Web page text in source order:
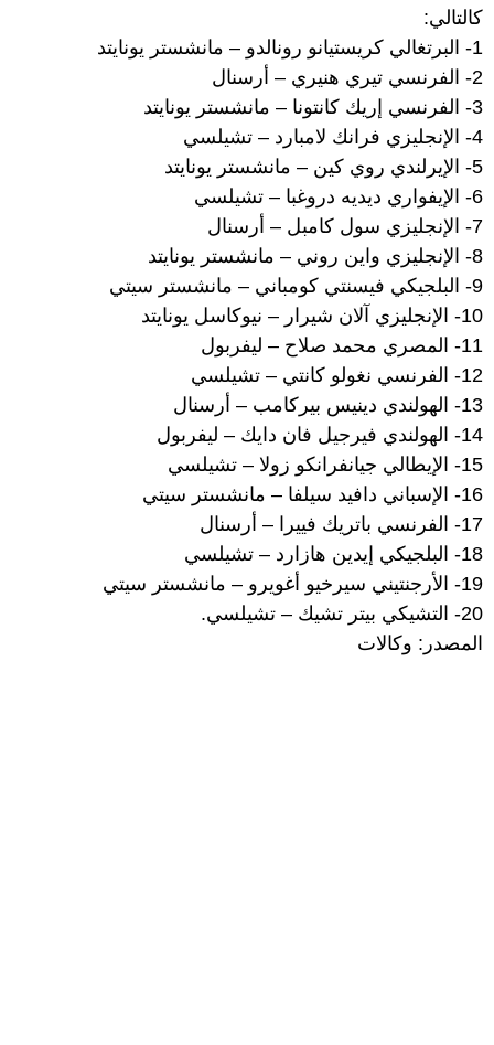
كالتالي:
1- البرتغالي كريستيانو رونالدو – مانشستر يونايتد
2- الفرنسي تيري هنيري – أرسنال
3- الفرنسي إريك كانتونا – مانشستر يونايتد
4- الإنجليزي فرانك لامبارد – تشيلسي
5- الإيرلندي روي كين – مانشستر يونايتد
6- الإيفواري ديديه دروغبا – تشيلسي
7- الإنجليزي سول كامبل – أرسنال
8- الإنجليزي واين روني – مانشستر يونايتد
9- البلجيكي فيسنتي كومباني – مانشستر سيتي
10- الإنجليزي آلان شيرار – نيوكاسل يونايتد
11- المصري محمد صلاح – ليفربول
12- الفرنسي نغولو كانتي – تشيلسي
13- الهولندي دينيس بيركامب – أرسنال
14- الهولندي فيرجيل فان دايك – ليفربول
15- الإيطالي جيانفرانكو زولا – تشيلسي
16- الإسباني دافيد سيلفا – مانشستر سيتي
17- الفرنسي باتريك فييرا – أرسنال
18- البلجيكي إيدين هازارد – تشيلسي
19- الأرجنتيني سيرخيو أغويرو – مانشستر سيتي
20- التشيكي بيتر تشيك – تشيلسي.
المصدر: وكالات